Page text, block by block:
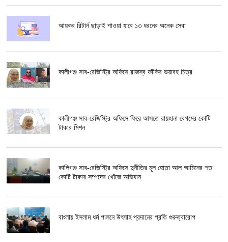
আয়কর রিটার্ন ছাড়াই পাওয়া যাবে ১৩ ধরনের অনেক সেবা
কালীগঞ্জ সাব-রেজিস্ট্রি অফিসে রাজস্ব ফাঁকির ভয়াবহ চিত্র
কালীগঞ্জ সাব-রেজিস্ট্রি অফিসে ফিরে আসতে রায়হানা বেগমের কোটি
টাকার মিশন
কালিগঞ্জ সাব-রেজিস্ট্রি অফিসে দুর্নীতির মূল হোতা আল আমিনের শত
কোটি টাকার সম্পদের খোঁজে অভিযান
বাংলায় ইসলাম ধর্ম পালনে উৎসাহ প্রদানের প্রতি গুরুত্বারোপ